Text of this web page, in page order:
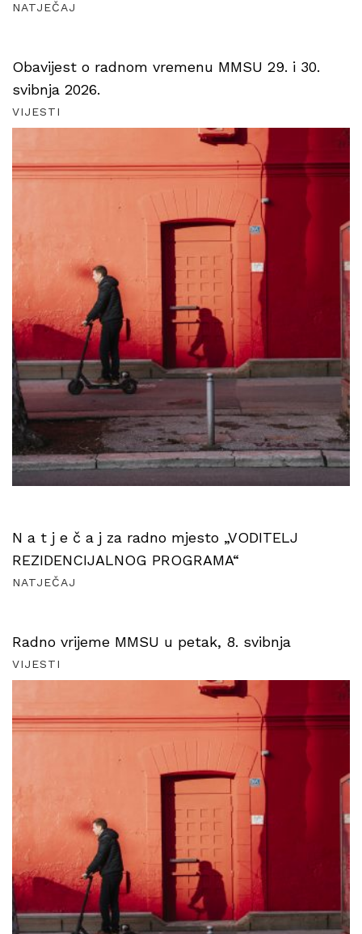
NATJEČAJ
Obavijest o radnom vremenu MMSU 29. i 30.
svibnja 2026.
VIJESTI
N a t j e č a j za radno mjesto „VODITELJ
REZIDENCIJALNOG PROGRAMA“
NATJEČAJ
Radno vrijeme MMSU u petak, 8. svibnja
VIJESTI